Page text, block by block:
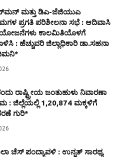
ಮತ್ತು ಡಿಎ-ಜೆಜಿಯುಎ
ಪ್ರಗತಿ ಪರಿಶೀಲನಾ ಸಭೆ : ಆದಿವಾಸಿ
ಯೋಜನೆಗಳು ಕಾಲಮಿತಿಯೊಳಗೆ
: ಹೆಚ್ಚುವರಿ ಜಿಲ್ಲಾಧಿಕಾರಿ ಡಾ.ಸಹನಾ
ರಾಷ್ಟ್ರೀಯ ಜಂತುಹುಳು ನಿವಾರಣಾ
: ಜಿಲ್ಲೆಯಲ್ಲಿ 1,20,874 ಮಕ್ಕಳಿಗೆ
ಗುರಿ*
ಚೆಸ್ ಪಂದ್ಯಾವಳಿ : ಉನ್ನತ್ ಸಾರಥ್ಯ